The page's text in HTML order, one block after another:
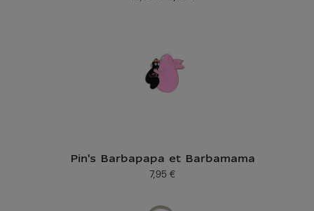
Prix ​​actuel
Ancien prix
Pin's Barbapapa et Barbamama
Prix ​​actuel
7,95 €